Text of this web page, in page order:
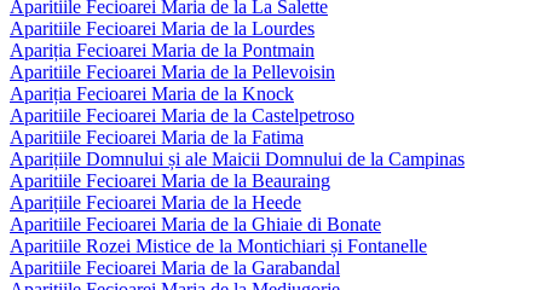
Aparitiile Fecioarei Maria de la La Salette
Aparitiile Fecioarei Maria de la Lourdes
Apariția Fecioarei Maria de la Pontmain
Aparitiile Fecioarei Maria de la Pellevoisin
Apariția Fecioarei Maria de la Knock
Aparitiile Fecioarei Maria de la Castelpetroso
Aparitiile Fecioarei Maria de la Fatima
Aparițiile Domnului și ale Maicii Domnului de la Campinas
Aparitiile Fecioarei Maria de la Beauraing
Aparițiile Fecioarei Maria de la Heede
Aparitiile Fecioarei Maria de la Ghiaie di Bonate
Aparitiile Rozei Mistice de la Montichiari și Fontanelle
Aparitiile Fecioarei Maria de la Garabandal